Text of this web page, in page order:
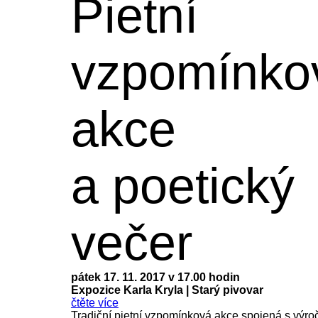
Pietní
akce
a poetický
večer
pátek 17. 11. 2017 v 17.00 hodin
Expozice Karla Kryla| Starý pivovar
čtěte více
Tradiční pietní vzpomínková akce spojená s